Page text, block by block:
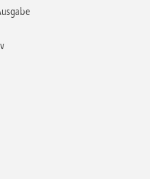
Webinare
mit